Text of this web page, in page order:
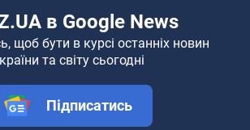
в Google News
щоб бути в курсі останніх новин
та світу сьогодні
Підписатись